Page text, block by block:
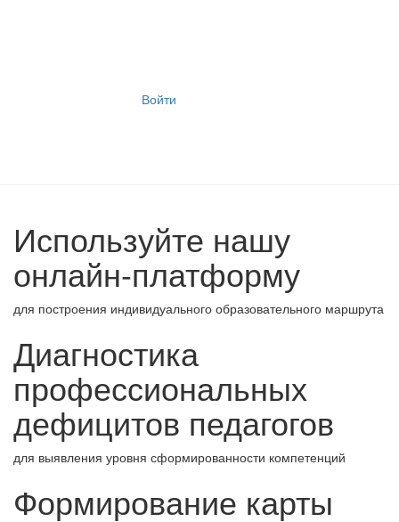
Войти
Используйте нашу
онлайн-платформу
для построения индивидуального образовательного маршрута
Диагностика
профессиональных
дефицитов педагогов
для выявления уровня сформированности компетенций
Формирование карты